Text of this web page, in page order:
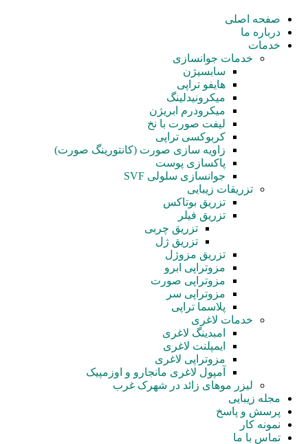
صفحه اصلی
درباره ما
خدمات
خدمات جوانسازی
سابسیژن
هایفو تراپی
میکرونیدلینگ
میکرودرم ابریژن
لیفت صورت با نخ
کربوکسی تراپی
زاویه سازی صورت (کانتورینگ صورت)
پاکسازی پوست
جوانسازی سلولی SVF
تزریقات زیبایی
تزریق بوتاکس
تزریق فیلر
تزریق چربی
تزریق ژل
تزریق مزوژل
مزوتراپی ابرو
مزوتراپی صورت
مزوتراپی سر
پلاسما تراپی
خدمات لاغری
امبدینگ لاغری
ایمپلنت لاغری
مزوتراپی لاغری
آمپول‌ لاغری مانجارو و اوزمپیک
لیزر موهای زائد در شهرک غرب
مجله زیبایی
پرسش و پاسخ
نمونه کار
تماس با ما